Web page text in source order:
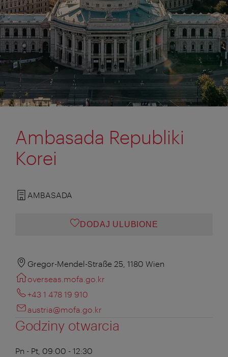
Ambasada Republiki
Korei
AMBASADA
DODAJ ULUBIONE
Gregor-Mendel-Straße 25, 1180 Wien
overseas.mofa.go.kr
+43 1 478 19 910
austria@mofa.go.kr
Godziny otwarcia
Pn - Pt, 09:00 - 12:30